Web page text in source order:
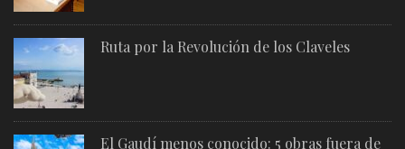
Ruta por la Revolución de los Claveles
El Gaudí menos conocido: 5 obras fuera de